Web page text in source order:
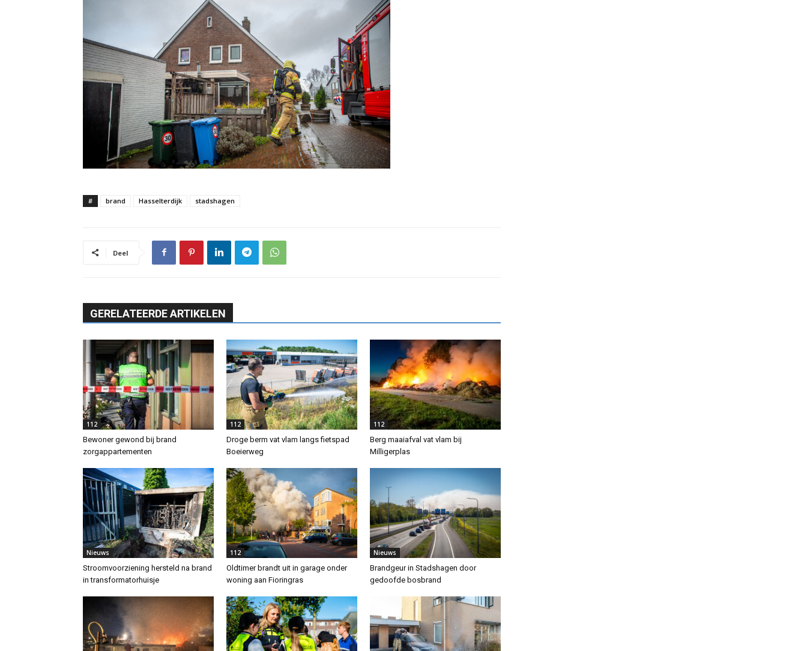
# brand Hasselterdijk stadshagen
Deel
GERELATEERDE ARTIKELEN
112
Bewoner gewond bij brand
zorgappartementen
112
Droge berm vat vlam langs fietspad
Boeierweg
112
Berg maaiafval vat vlam bij
Milligerplas
Nieuws
Stroomvoorziening hersteld na brand
in transformatorhuisje
112
Oldtimer brandt uit in garage onder
woning aan Fioringras
Nieuws
Brandgeur in Stadshagen door
gedoofde bosbrand